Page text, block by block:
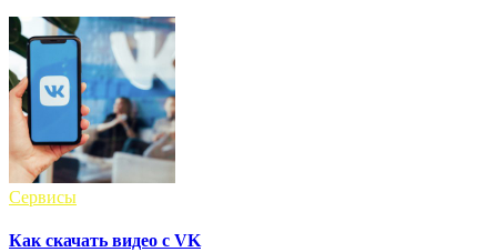
Сервисы
Как скачать видео с VK